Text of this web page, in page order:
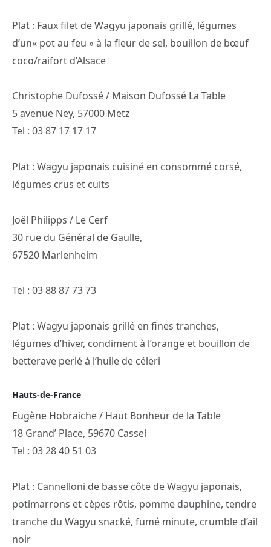
Plat : Faux filet de Wagyu japonais grillé, légumes
d’un« pot au feu » à la fleur de sel, bouillon de bœuf
coco/raifort d’Alsace
Christophe Dufossé / Maison Dufossé La Table
5 avenue Ney, 57000 Metz
Tel : 03 87 17 17 17
Plat : Wagyu japonais cuisiné en consommé corsé,
légumes crus et cuits
Joël Philipps / Le Cerf
30 rue du Général de Gaulle,
67520 Marlenheim
Tel : 03 88 87 73 73
Plat : Wagyu japonais grillé en fines tranches,
légumes d’hiver, condiment à l’orange et bouillon de
betterave perlé à l’huile de céleri
Hauts-de-France
Eugène Hobraiche / Haut Bonheur de la Table
18 Grand’ Place, 59670 Cassel
Tel : 03 28 40 51 03
Plat : Cannelloni de basse côte de Wagyu japonais,
potimarrons et cèpes rôtis, pomme dauphine, tendre
tranche du Wagyu snacké, fumé minute, crumble d’ail
noir